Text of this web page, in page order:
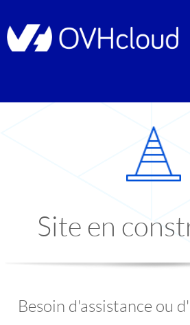
Site en
Besoin d'assistance ou